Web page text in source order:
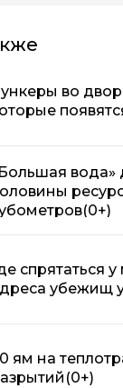
во
вода»
(0+)
спрятаться
убежищ
ям на
(0+)